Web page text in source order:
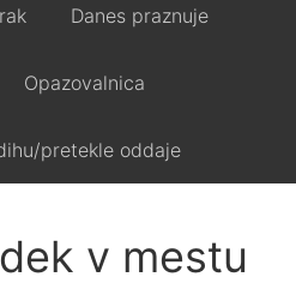
Danes praznuje
Opazovalnica
pretekle oddaje
v mestu